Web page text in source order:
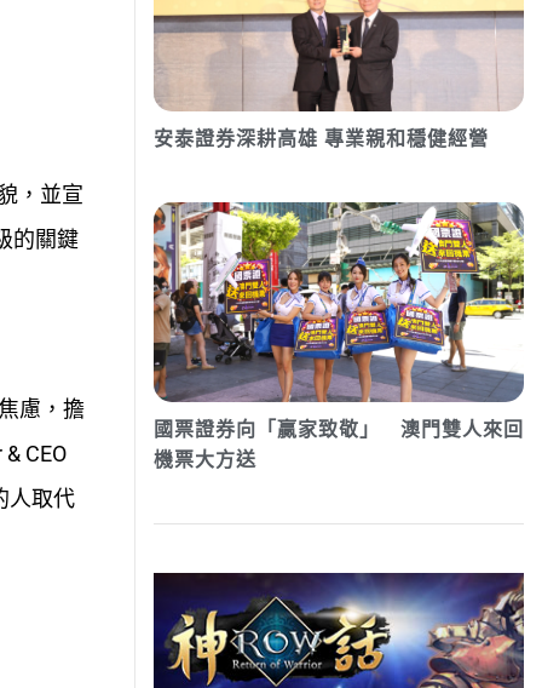
，並宣
的關鍵
慮，擔
CEO
人取代
安泰證券深耕高雄 專業親和穩健經營
國票證券向「贏家致敬」 澳門雙人來回
機票大方送